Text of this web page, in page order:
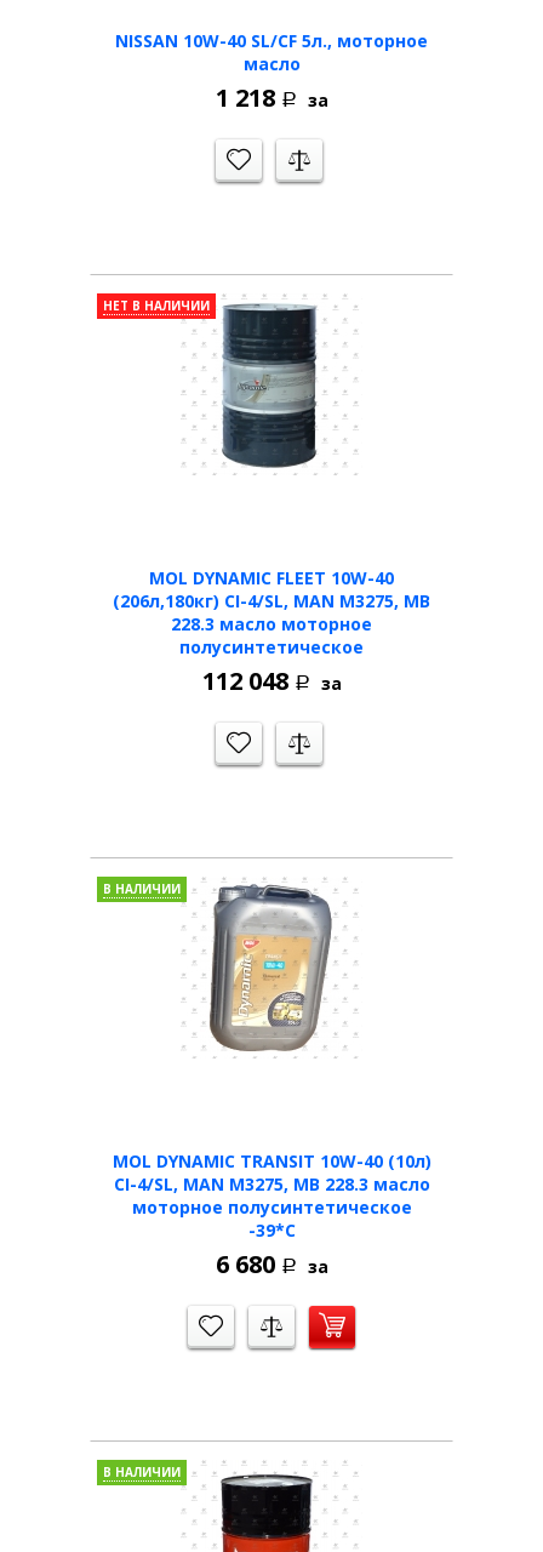
NISSAN 10W-40 SL/CF 5л., моторное
масло
1 218 Р за
MOL DYNAMIC FLEET 10W-40
(206л,180кг) CI-4/SL, MAN M3275, MB
228.3 масло моторное
полусинтетическое
НЕТ В НАЛИЧИИ
112 048 Р за
MOL DYNAMIC TRANSIT 10W-40 (10л)
CI-4/SL, MAN M3275, MB 228.3 масло
моторное полусинтетическое
-39*C
В НАЛИЧИИ
6 680 Р за
В НАЛИЧИИ